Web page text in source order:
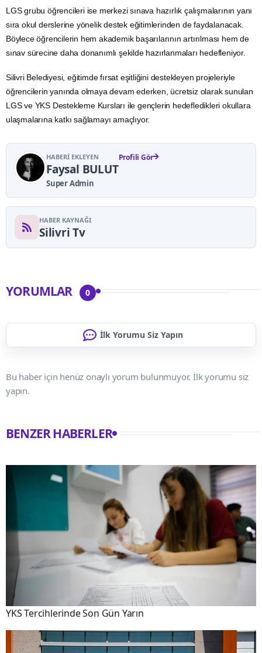
LGS grubu öğrencileri ise merkezi sınava hazırlık çalışmalarının yanı
sıra okul derslerine yönelik destek eğitimlerinden de faydalanacak.
Böylece öğrencilerin hem akademik başarılarının artırılması hem de
sınav sürecine daha donanımlı şekilde hazırlanmaları hedefleniyor.
Silivri Belediyesi, eğitimde fırsat eşitliğini destekleyen projeleriyle
öğrencilerin yanında olmaya devam ederken, ücretsiz olarak sunulan
LGS ve YKS Destekleme Kursları ile gençlerin hedefledikleri okullara
ulaşmalarına katkı sağlamayı amaçlıyor.
HABERI EKLEYEN
Faysal BULUT
Super Admin
Profili Gör
HABER KAYNAĞI
Silivri Tv
YORUMLAR 0
İlk Yorumu Siz Yapın
Bu haber için henüz onaylı yorum bulunmuyor. İlk yorumu siz
yapın.
BENZER HABERLER
YKS Tercihlerinde Son Gün Yarın